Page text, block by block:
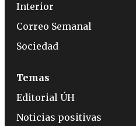
Interior
Correo Semanal
Sociedad
Temas
Editorial ÚH
Noticias positivas